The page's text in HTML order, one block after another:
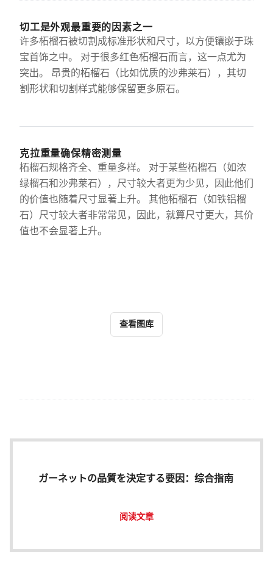
切工是外观最重要的因素之一
许多柘榴石被切割成标准形状和尺寸，以方便镶嵌于珠
宝首饰之中。 对于很多红色柘榴石而言，这一点尤为
突出。 昂贵的柘榴石（比如优质的沙弗莱石），其切
割形状和切割样式能够保留更多原石。
克拉重量确保精密测量
柘榴石规格齐全、重量多样。 对于某些柘榴石（如浓
绿榴石和沙弗莱石），尺寸较大者更为少见，因此他们
的价值也随着尺寸显著上升。 其他柘榴石（如铁铝榴
石）尺寸较大者非常常见，因此，就算尺寸更大，其价
值也不会显著上升。
查看图库
ガーネットの品質を決定する要因：综合指南
阅读文章